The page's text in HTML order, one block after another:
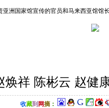
洲国家馆宣传的官员和马来西亚馆馆
焕祥 陈彬云 赵
收藏到 网摘：